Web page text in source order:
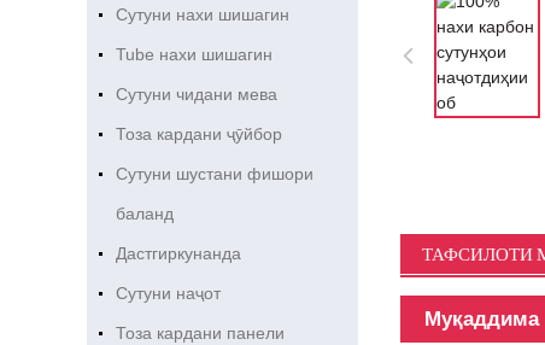
Сутуни нахи шишагин
Tube нахи шишагин
Сутуни чидани мева
Тоза кардани ҷӯйбор
Сутуни шустани фишори
баланд
Дастгиркунанда
Сутуни наҷот
Тоза кардани панели
ТАФСИЛОТИ
Муқаддима